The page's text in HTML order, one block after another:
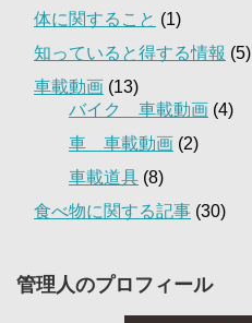
体に関すること (1)
知っていると得する情報 (5)
車載動画 (13)
バイク 車載動画 (4)
車 車載動画 (2)
車載道具 (8)
食べ物に関する記事 (30)
管理人のプロフィール